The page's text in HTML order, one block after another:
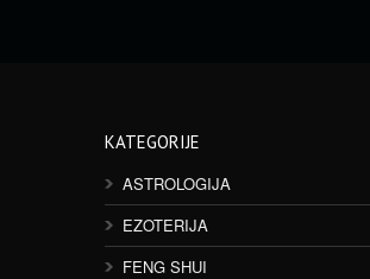
KATEGORIJE
ASTROLOGIJA
EZOTERIJA
FENG SHUI